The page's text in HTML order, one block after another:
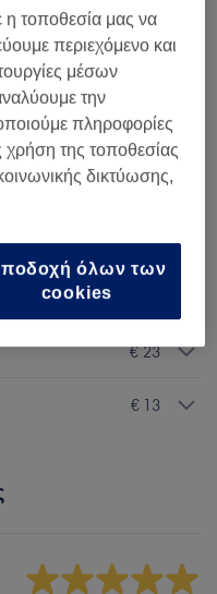
από € 5
από € 20
€ 23
€ 13
τοποθεσία μας να
περιεχόμενο και
μέσων
την
πληροφορίες
χρήση της τοποθεσίας
δικτύωσης,
όλων των
cookies